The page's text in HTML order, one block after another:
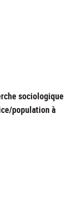
sociologique
population à